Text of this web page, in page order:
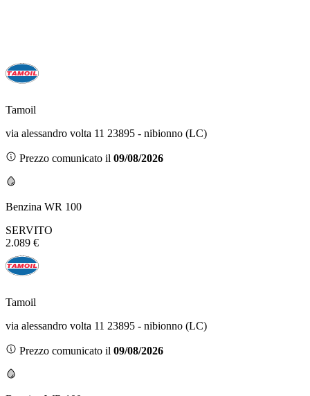
Tamoil
via alessandro volta 11 23895 - nibionno (LC)
Prezzo comunicato il 09/08/2026
Benzina WR 100
SERVITO
2.089 €
Tamoil
via alessandro volta 11 23895 - nibionno (LC)
Prezzo comunicato il 09/08/2026